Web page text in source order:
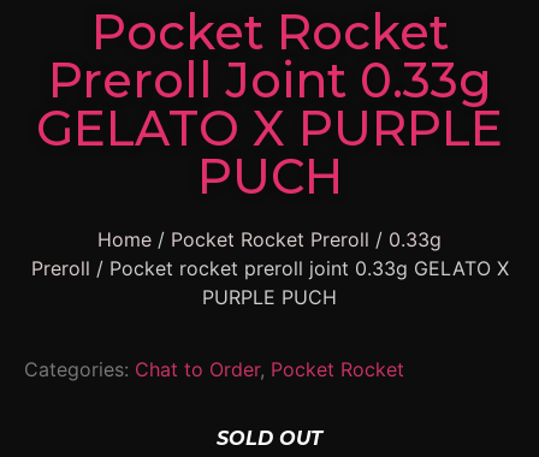
Pocket Rocket
Preroll Joint 0.33g
GELATO X PURPLE
PUCH
Home / Pocket Rocket Preroll / 0.33g
Preroll / Pocket rocket preroll joint 0.33g GELATO X
PURPLE PUCH
Categories: Chat to Order, Pocket Rocket
SOLD OUT